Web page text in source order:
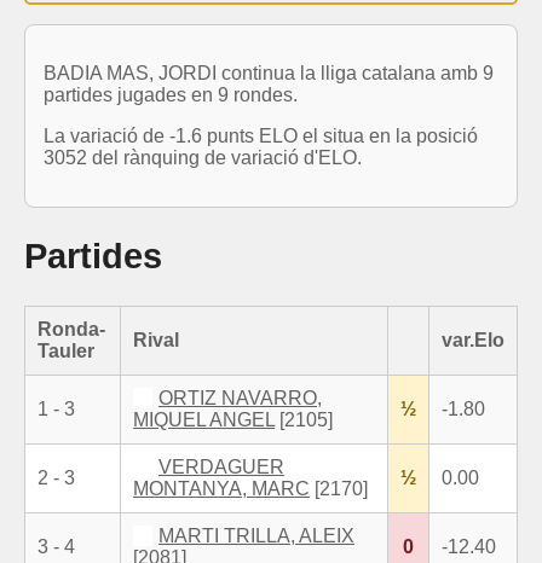
BADIA MAS, JORDI continua la lliga catalana amb 9
partides jugades en 9 rondes.
La variació de -1.6 punts ELO el situa en la posició
3052 del rànquing de variació d'ELO.
Partides
Ronda-
Tauler
Rival var.Elo
1 - 3
ORTIZ NAVARRO,
MIQUEL ANGEL [2105]
½ -1.80
2 - 3
VERDAGUER
MONTANYA, MARC [2170]
½ 0.00
3 - 4
MARTI TRILLA, ALEIX
[2081]
0 -12.40